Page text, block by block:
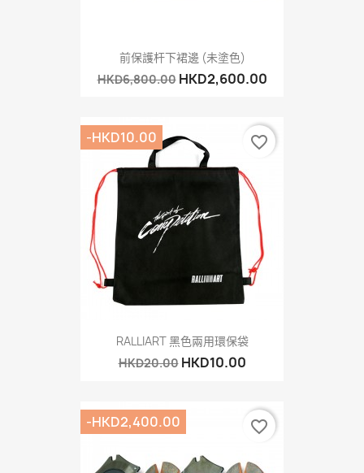
前保護杆下裙邊 (未塗色)
HKD6,800.00 HKD2,600.00
RALLIART 黑色兩用環保袋
HKD20.00 HKD10.00
-HKD10.00 favorite_border
-HKD2,400.00 favorite_border